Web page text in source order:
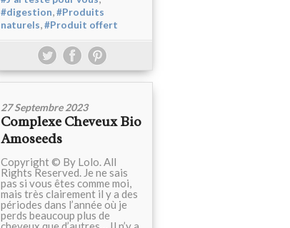
#digestion,#Produits
naturels,#Produit offert
27 Septembre 2023
Complexe Cheveux Bio
Amoseeds
Copyright © By Lolo. All
Rights Reserved. Je ne sais
pas si vous êtes comme moi,
mais très clairement il y a des
périodes dans l’année où je
perds beaucoup plus de